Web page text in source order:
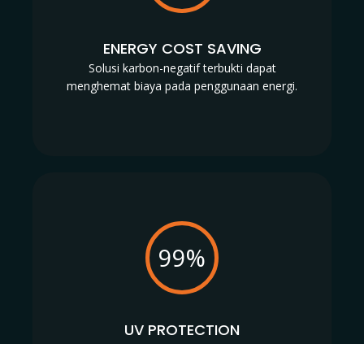
ENERGY COST SAVING
Solusi karbon-negatif terbukti dapat
menghemat biaya pada penggunaan energi.
99%
UV PROTECTION